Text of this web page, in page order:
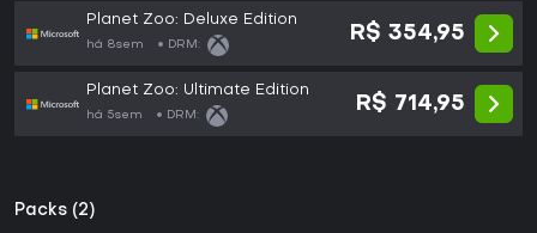
Planet Zoo: Deluxe Edition
há 8sem DRM:
R$ 354,95
Planet Zoo: Ultimate Edition
há 5sem DRM:
R$ 714,95
Packs (2)